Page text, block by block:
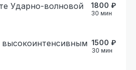
Ударно-волновой
30 мин
1800 ₽
высокоинтенсивным
30 мин
1500 ₽